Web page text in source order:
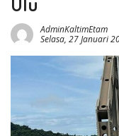
Ulu
AdminKaltimEtam
Selasa, 27 Januari